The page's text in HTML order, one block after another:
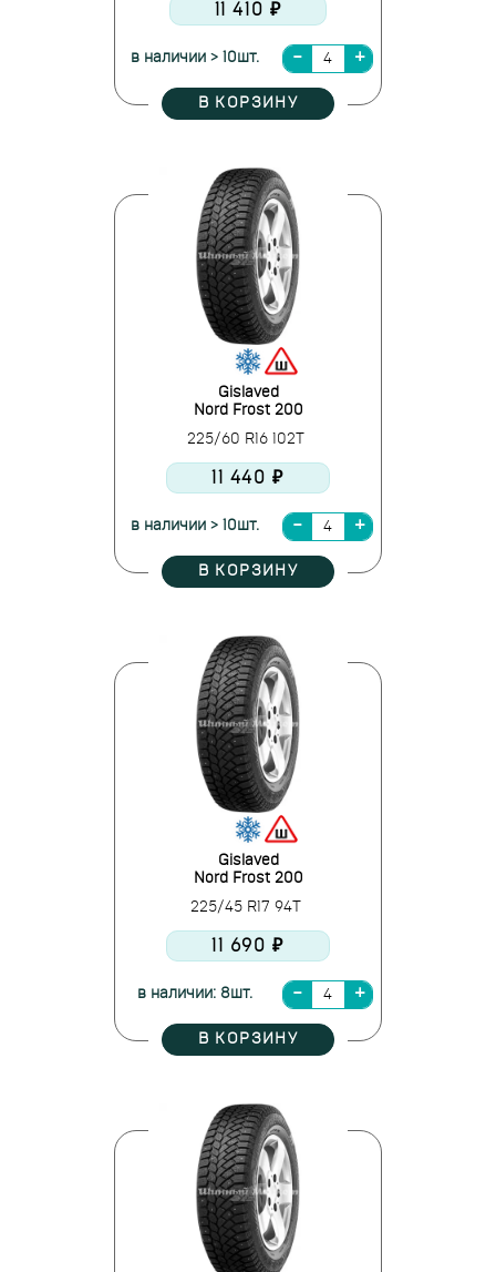
11 410 ₽
в наличии > 10шт.
В КОРЗИНУ
Gislaved
Nord Frost 200
225/60 R16 102T
11 440 ₽
в наличии > 10шт.
В КОРЗИНУ
Gislaved
Nord Frost 200
225/45 R17 94T
11 690 ₽
в наличии: 8шт.
В КОРЗИНУ